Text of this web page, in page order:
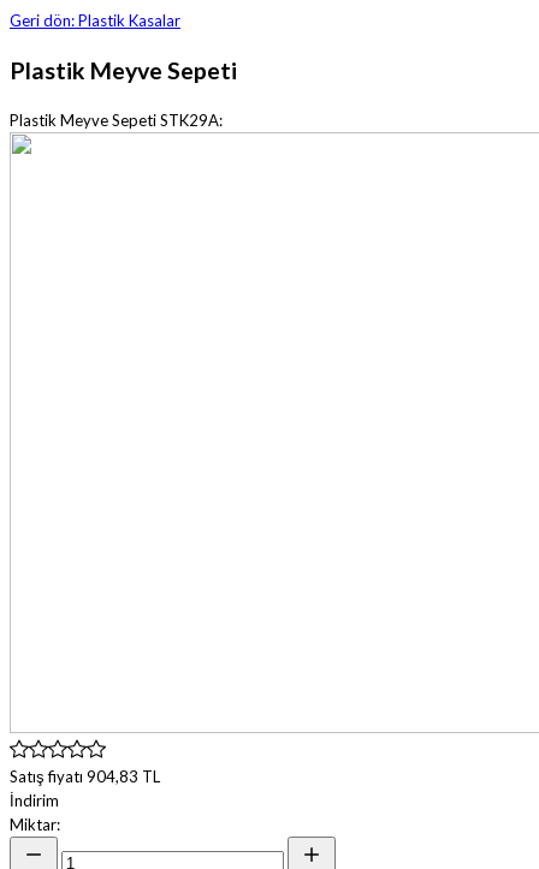
Geri dön: Plastik Kasalar
Plastik Meyve Sepeti
Plastik Meyve Sepeti STK29A:
Satış fiyatı 904,83 TL
İndirim
Miktar: